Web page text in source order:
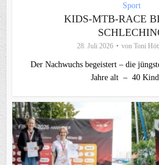
Sport
KIDS-MTB-RACE
28. Juli 2026 von Toni
Der Nachwuchs begeistert – die
Jahre alt – 40